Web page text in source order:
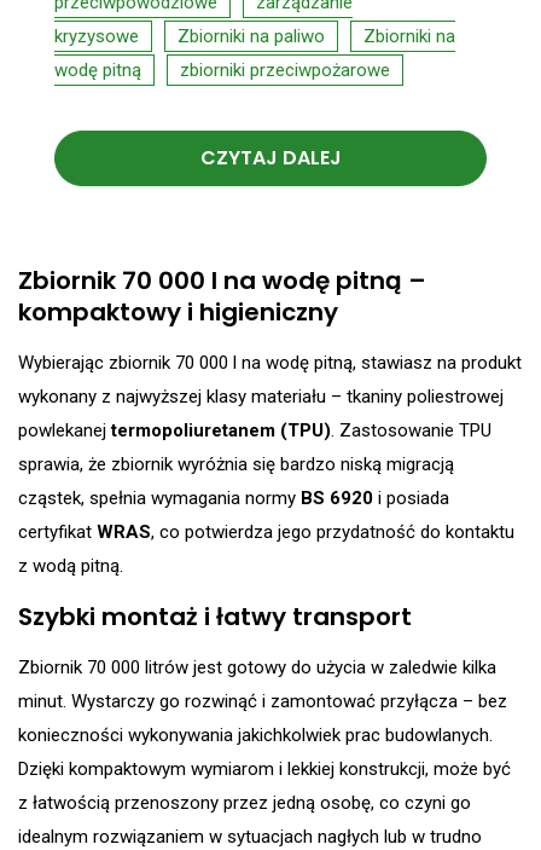
kryzysowe
Zbiorniki na paliwo
Zbiorniki na
wodę pitną
zbiorniki przeciwpożarowe
CZYTAJ DALEJ
Zbiornik 70 000 l na wodę pitną –
kompaktowy i higieniczny
Wybierając zbiornik 70 000 l na wodę pitną, stawiasz na produkt
wykonany z najwyższej klasy materiału – tkaniny poliestrowej
powlekanejtermopoliuretanem (TPU). Zastosowanie TPU
sprawia, że zbiornik wyróżnia się bardzo niską migracją
cząstek, spełnia wymagania normy BS 6920 i posiada
certyfikat WRAS, co potwierdza jego przydatność do kontaktu
z wodą pitną.
Szybki montaż i łatwy transport
Zbiornik 70 000 litrów jest gotowy do użycia w zaledwie kilka
minut. Wystarczy go rozwinąć i zamontować przyłącza – bez
konieczności wykonywania jakichkolwiek prac budowlanych.
Dzięki kompaktowym wymiarom i lekkiej konstrukcji, może być
z łatwością przenoszony przez jedną osobę, co czyni go
idealnym rozwiązaniem w sytuacjach nagłych lub w trudno